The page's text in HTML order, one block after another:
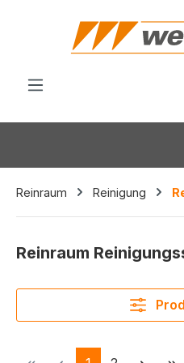
springen
Reinraum Reinigung
Reinraum